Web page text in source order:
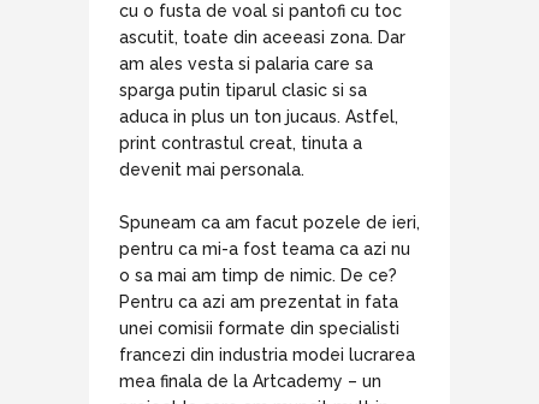
cu o fusta de voal si pantofi cu toc
ascutit, toate din aceeasi zona. Dar
am ales vesta si palaria care sa
sparga putin tiparul clasic si sa
aduca in plus un ton jucaus. Astfel,
print contrastul creat, tinuta a
devenit mai personala.
Spuneam ca am facut pozele de ieri,
pentru ca mi-a fost teama ca azi nu
o sa mai am timp de nimic. De ce?
Pentru ca azi am prezentat in fata
unei comisii formate din specialisti
francezi din industria modei lucrarea
mea finala de la Artcademy – un